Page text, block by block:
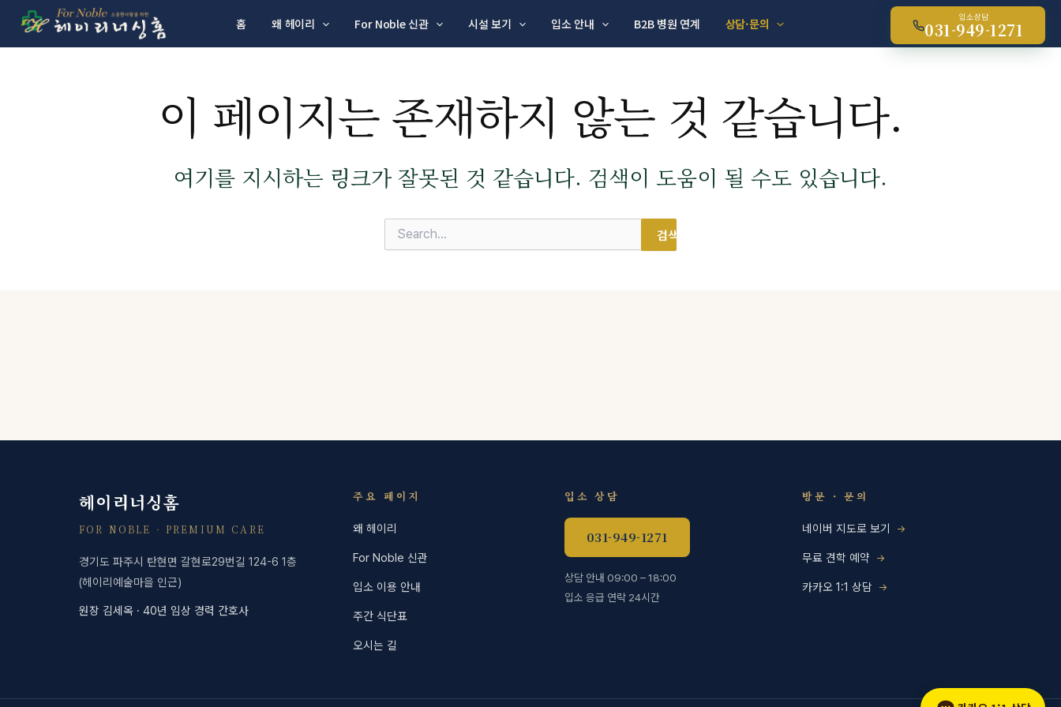
입소상담
031-949-1271
콘텐츠로 건너뛰기
홈
왜 헤이리 For Noble 신관 시설 보기 입소 안내 B2B 병원 연계 상담·문의
이 페이지는 존재하지 않는 것 같습니다.
여기를 지시하는 링크가 잘못된 것 같습니다. 검색이 도움이 될 수도 있습니다.
헤이리너싱홈
FOR NOBLE · PREMIUM CARE
경기도 파주시 탄현면 갈현로29번길 124-6 1층
(헤이리예술마을 인근)
원장 김세옥 · 40년 임상 경력 간호사
주요 페이지
왜 헤이리
For Noble 신관
입소 이용 안내
주간 식단표
오시는 길
입소 상담
031-949-1271
상담 안내 09:00 – 18:00
입소 응급 연락 24시간
방문 · 문의
네이버 지도로 보기
무료 견학 예약
카카오 1:1 상담